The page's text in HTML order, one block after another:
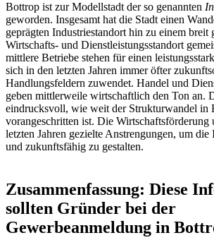
Bottrop ist zur Modellstadt der so genannten
geworden. Insgesamt hat die Stadt einen
geprägten Industriestandort hin zu einem breit
Wirtschafts- und Dienstleistungsstandort
mittlere Betriebe stehen für einen
sich in den letzten Jahren immer öfter
Handlungsfeldern zuwendet. Handel und
geben mittlerweile wirtschaftlich den Ton an.
eindrucksvoll, wie weit der Strukturwandel in
vorangeschritten ist. Die Wirtschaftsförderung
letzten Jahren gezielte Anstrengungen, um die
und zukunftsfähig zu gestalten.
Zusammenfassung: Diese
sollten Gründer bei der
Gewerbeanmeldung in